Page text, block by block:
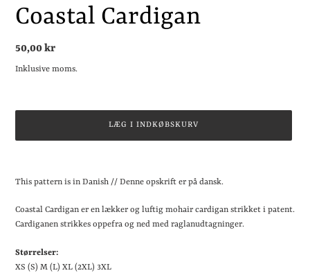
Coastal Cardigan
Normalpris
50,00 kr
Inklusive moms.
LÆG I INDKØBSKURV
indkøbskurv
This pattern is in Danish // Denne opskrift er på dansk.
Coastal Cardigan er en lækker og luftig mohair cardigan strikket i patent.
Cardiganen strikkes oppefra og ned med raglanudtagninger.
Størrelser:
XS (S) M (L) XL (2XL) 3XL